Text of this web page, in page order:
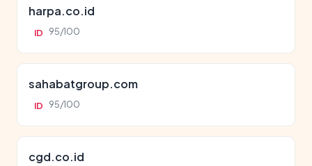
harpa.co.id
ID 95/100
sahabatgroup.com
ID 95/100
cgd.co.id